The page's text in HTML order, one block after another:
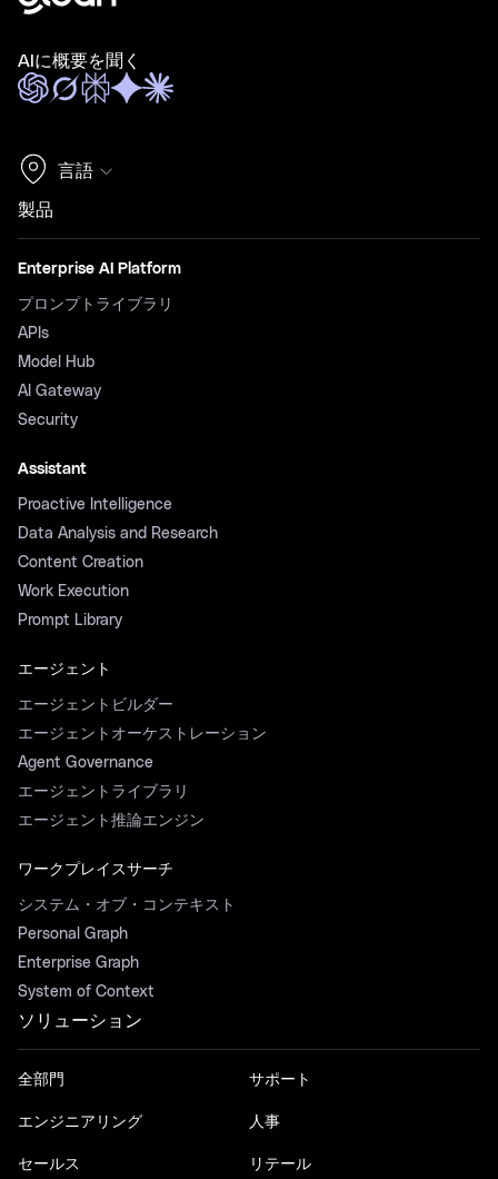
AIに概要を聞く
言語
製品
Enterprise AI Platform
プロンプトライブラリ
APIs
Model Hub
AI Gateway
Security
Assistant
Proactive Intelligence
Data Analysis and Research
Content Creation
Work Execution
Prompt Library
エージェント
エージェントビルダー
エージェントオーケストレーション
Agent Governance
エージェントライブラリ
エージェント推論エンジン
ワークプレイスサーチ
システム・オブ・コンテキスト
Personal Graph
Enterprise Graph
System of Context
ソリューション
全部門
エンジニアリング
セールス
サポート
人事
リテール